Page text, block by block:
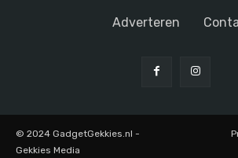
Adverteren
© 2024 GadgetGekkies.nl -
Gekkies Media